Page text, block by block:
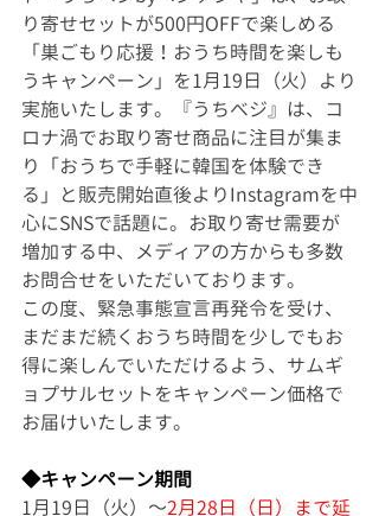
り寄せセットが500円OFFで楽しめる
「巣ごもり応援！おうち時間を楽しも
うキャンペーン」を1月19日（火）より
実施いたします。『うちべジ』は、コ
ロナ渦でお取り寄せ商品に注目が集ま
り「おうちで手軽に韓国を体験でき
る」と販売開始直後よりInstagramを中
心にSNSで話題に。お取り寄せ需要が
増加する中、メディアの方からも多数
お問合せをいただいております。
この度、緊急事態宣言再発令を受け、
まだまだ続くおうち時間を少しでもお
得に楽しんでいただけるよう、サムギ
ョプサルセットをキャンペーン価格で
お届けいたします。
◆キャンペーン期間
1月19日（火）～2月28日（日）まで延